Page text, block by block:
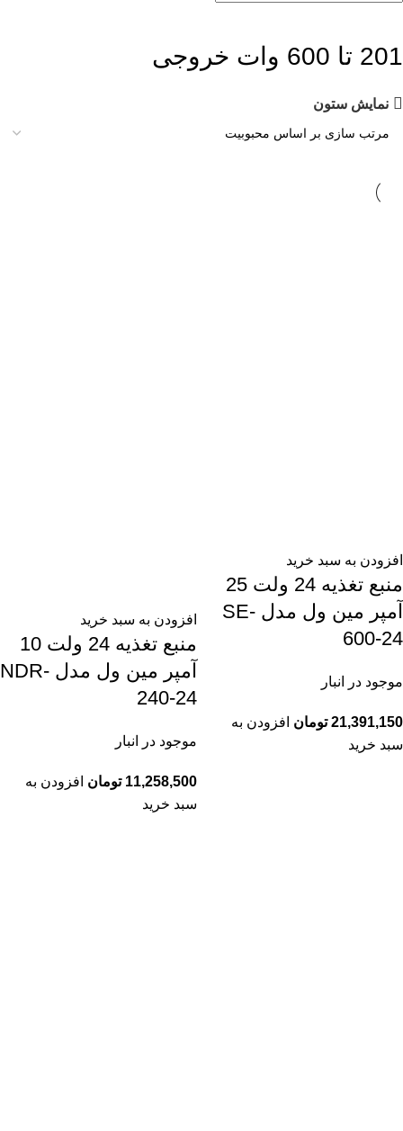
201 تا 600 وات خروجی
نمایش ستون
افزودن به سبد خرید
منبع تغذیه 24 ولت 25
آمپر مین ول مدل SE-
600-24
موجود در انبار
21,391,150 تومان افزودن به
سبد خرید
افزودن به سبد خرید
منبع تغذیه 24 ولت 10
آمپر مین ول مدل NDR-
240-24
موجود در انبار
11,258,500 تومان افزودن به
سبد خرید